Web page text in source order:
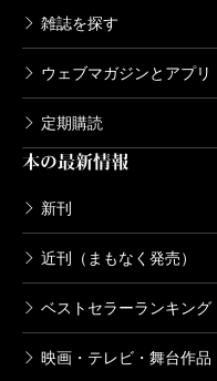
雑誌を探す
ウェブマガジンとアプリ
定期購読
本の最新情報
新刊
近刊（まもなく発売）
ベストセラーランキング
映画・テレビ・舞台作品